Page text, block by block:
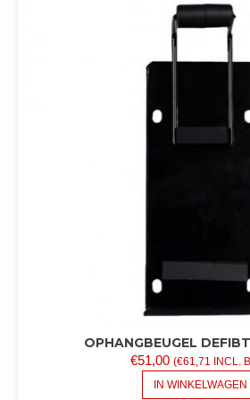
OPHANGBEUGEL
€51,00 (€61,71 INCL.
IN WINKELWAGEN